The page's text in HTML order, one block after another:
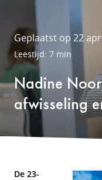
Geplaatst op 22
Leestijd: 7 min
Nadine
afwisseling
De 23-